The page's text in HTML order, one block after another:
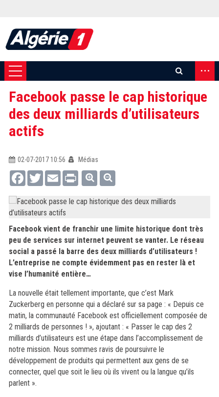
...
Facebook passe le cap historique
des deux milliards d’utilisateurs
actifs
02-07-2017 10:56
Médias
FacebookTwitterEmail Print
Facebook vient de franchir une limite historique dont très
peu de services sur internet peuvent se vanter. Le réseau
social a passé la barre des deux milliards d’utilisateurs !
L’entreprise ne compte évidemment pas en rester là et
vise l’humanité entière…
La nouvelle était tellement importante, que c’est Mark
Zuckerberg en personne qui a déclaré sur sa page : « Depuis ce
matin, la communauté Facebook est officiellement composée de
2 milliards de personnes ! », ajoutant : « Passer le cap des 2
milliards d’utilisateurs est une étape dans l’accomplissement de
notre mission. Nous sommes ravis de poursuivre le
développement de produits qui permettent aux gens de se
connecter, quel que soit le lieu où ils vivent ou la langue qu’ils
parlent ».